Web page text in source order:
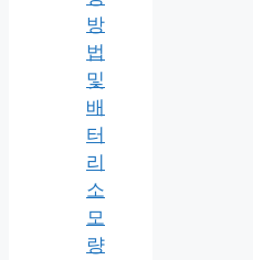
방
법
및
배
터
리
소
모
량